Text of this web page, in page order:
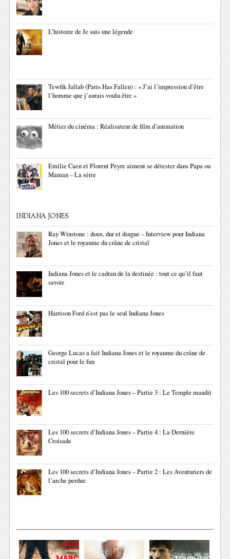
L’histoire de Je suis une légende
Tewfik Jallab (Paris Has Fallen) : « J’ai l’impression d’être
l’homme que j’aurais voulu être »
Métier du cinéma : Réalisateur de film d’animation
Emilie Caen et Florent Peyre aiment se détester dans Papa ou
Maman – La série
INDIANA JONES
Ray Winstone : doux, dur et dingue – Interview pour Indiana
Jones et le royaume du crâne de cristal
Indiana Jones et le cadran de la destinée : tout ce qu’il faut
savoir
Harrison Ford n’est pas le seul Indiana Jones
George Lucas a fait Indiana Jones et le royaume du crâne de
cristal pour le fun
Les 100 secrets d’Indiana Jones – Partie 3 : Le Temple maudit
Les 100 secrets d’Indiana Jones – Partie 4 : La Dernière
Croisade
Les 100 secrets d’Indiana Jones – Partie 2 : Les Aventuriers de
l’arche perdue